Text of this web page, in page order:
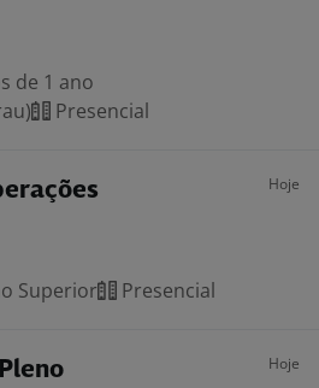
de 1 ano
Presencial
Hoje
Superior Presencial
Hoje